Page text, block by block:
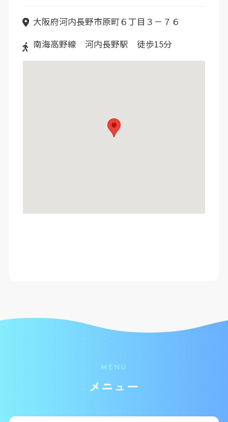
大阪府河内長野市原町６丁目３－７６
南海高野線 河内長野駅 徒歩15分
MENU
メニュー